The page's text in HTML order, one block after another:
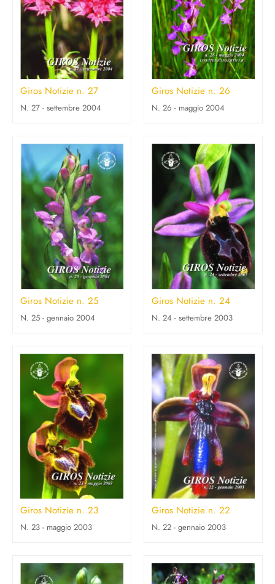
Giros Notizie n. 27
N. 27 - settembre 2004
Giros Notizie n. 26
N. 26 - maggio 2004
Giros Notizie n. 25
N. 25 - gennaio 2004
Giros Notizie n. 24
N. 24 - settembre 2003
Giros Notizie n. 23
N. 23 - maggio 2003
Giros Notizie n. 22
N. 22 - gennaio 2003